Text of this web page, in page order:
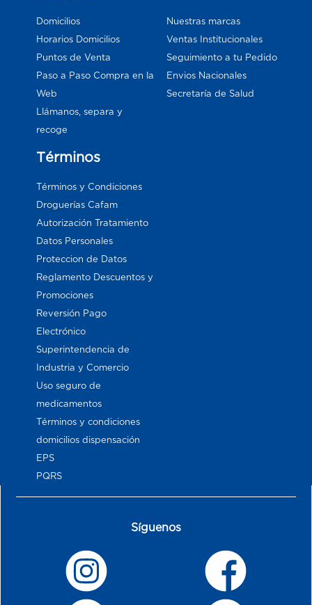
Domicilios
Horarios Domicilios
Puntos de Venta
Paso a Paso Compra en la
Web
Llámanos, separa y
recoge
Nuestras marcas
Ventas Institucionales
Seguimiento a tu Pedido
Envios Nacionales
Secretaría de Salud
Términos
Términos y Condiciones
Droguerías Cafam
Autorización Tratamiento
Datos Personales
Proteccion de Datos
Reglamento Descuentos y
Promociones
Reversión Pago
Electrónico
Superintendencia de
Industria y Comercio
Uso seguro de
medicamentos
Términos y condiciones
domicilios dispensación
EPS
PQRS
Síguenos